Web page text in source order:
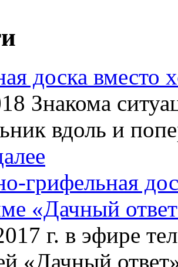
доска вместо
Знакома
вдоль и
грифельная
«Дачный
г. в эфире
«Дачный